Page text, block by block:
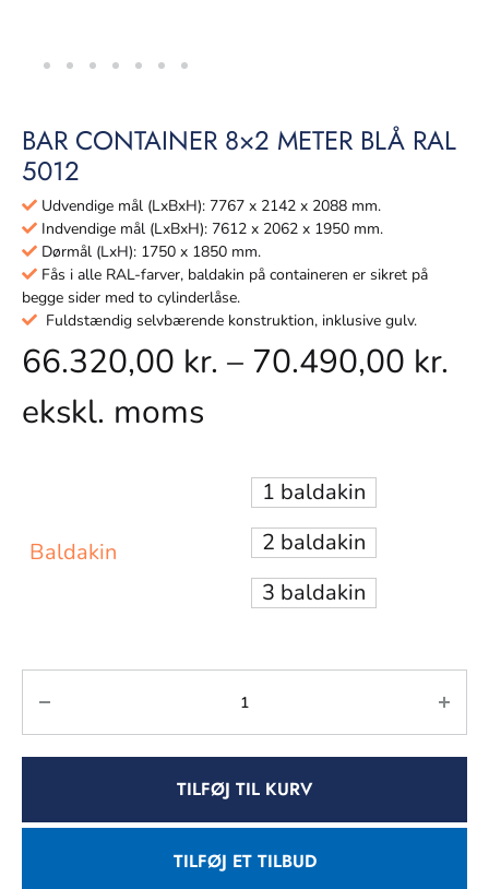
BAR CONTAINER 8×2 METER BLÅ RAL
5012
Udvendige mål (LxBxH): 7767 x 2142 x 2088 mm.
Indvendige mål (LxBxH): 7612 x 2062 x 1950 mm.
Dørmål (LxH): 1750 x 1850 mm.
Fås i alle RAL-farver, baldakin på containeren er sikret på
begge sider med to cylinderlåse.
Fuldstændig selvbærende konstruktion, inklusive gulv.
66.320,00 kr. – 70.490,00 kr.
ekskl. moms
Baldakin
1 baldakin
2 baldakin
3 baldakin
TILFØJ TIL KURV
TILFØJ ET TILBUD